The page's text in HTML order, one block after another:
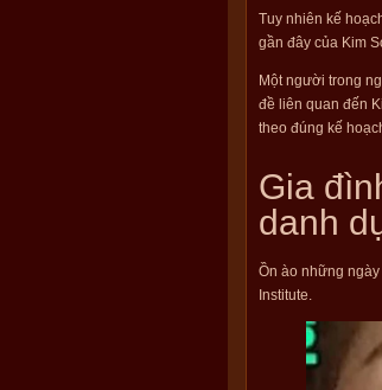
Tuy nhiên kế
gần đây của Kim
Một người trong
đề liên quan đến
theo đúng kế
Gia
danh
Ồn ào những
Institute.